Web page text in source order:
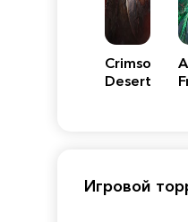
Crimson
Desert
Игровой